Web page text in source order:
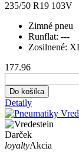
235/50 R19 103V
Zimné pneu
Runflat: ---
Zosilnené:
177.96
Do košíka
Detaily
Darček
loyaltyAkcia